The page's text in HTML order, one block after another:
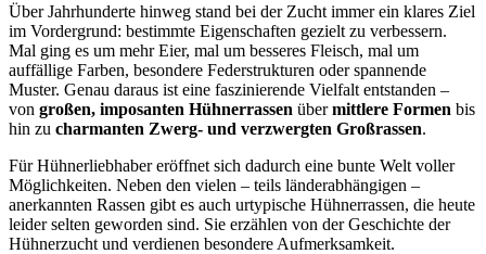
Über Jahrhunderte hinweg stand bei der Zucht immer ein klares Ziel
im Vordergrund: bestimmte Eigenschaften gezielt zu verbessern.
Mal ging es um mehr Eier, mal um besseres Fleisch, mal um
auffällige Farben, besondere Federstrukturen oder spannende
Muster. Genau daraus ist eine faszinierende Vielfalt entstanden –
von großen, imposanten Hühnerrassen übermittlere Formen bis
hin zu charmanten Zwerg- und verzwergten Großrassen.
Für Hühnerliebhaber eröffnet sich dadurch eine bunte Welt voller
Möglichkeiten. Neben den vielen – teils länderabhängigen –
anerkannten Rassen gibt es auch urtypische Hühnerrassen, die heute
leider selten geworden sind. Sie erzählen von der Geschichte der
Hühnerzucht und verdienen besondere Aufmerksamkeit.